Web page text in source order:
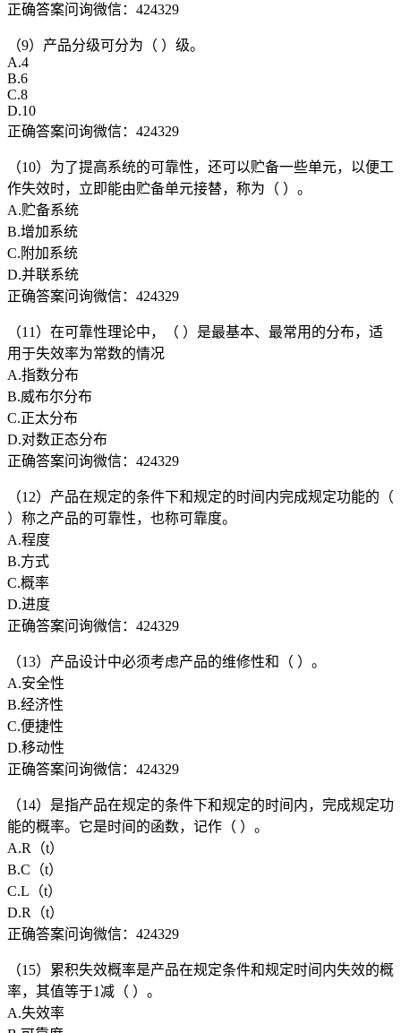
正确答案问询微信：424329
（9）产品分级可分为（ ）级。
A.4
B.6
C.8
D.10
正确答案问询微信：424329
（10）为了提高系统的可靠性，还可以贮备一些单元，以便工
作失效时，立即能由贮备单元接替，称为（ ）。
A.贮备系统
B.增加系统
C.附加系统
D.并联系统
正确答案问询微信：424329
（11）在可靠性理论中，（ ）是最基本、最常用的分布，适
用于失效率为常数的情况
A.指数分布
B.威布尔分布
C.正太分布
D.对数正态分布
正确答案问询微信：424329
（12）产品在规定的条件下和规定的时间内完成规定功能的（
）称之产品的可靠性，也称可靠度。
A.程度
B.方式
C.概率
D.进度
正确答案问询微信：424329
（13）产品设计中必须考虑产品的维修性和（ ）。
A.安全性
B.经济性
C.便捷性
D.移动性
正确答案问询微信：424329
（14）是指产品在规定的条件下和规定的时间内，完成规定功
能的概率。它是时间的函数，记作（ ）。
A.R（t）
B.C（t）
C.L（t）
D.R（t）
正确答案问询微信：424329
（15）累积失效概率是产品在规定条件和规定时间内失效的概
率，其值等于1减（ ）。
A.失效率